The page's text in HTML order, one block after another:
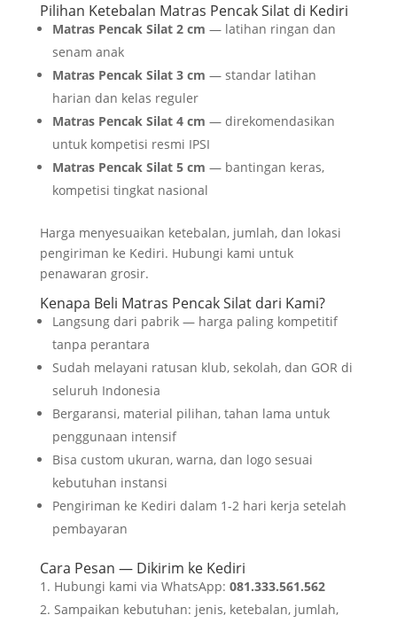
Pilihan Ketebalan Matras Pencak Silat di Kediri
Matras Pencak Silat 2 cm — latihan ringan dan
senam anak
Matras Pencak Silat 3 cm — standar latihan
harian dan kelas reguler
Matras Pencak Silat 4 cm — direkomendasikan
untuk kompetisi resmi IPSI
Matras Pencak Silat 5 cm — bantingan keras,
kompetisi tingkat nasional
Harga menyesuaikan ketebalan, jumlah, dan lokasi
pengiriman ke Kediri. Hubungi kami untuk
penawaran grosir.
Kenapa Beli Matras Pencak Silat dari Kami?
Langsung dari pabrik — harga paling kompetitif
tanpa perantara
Sudah melayani ratusan klub, sekolah, dan GOR di
seluruh Indonesia
Bergaransi, material pilihan, tahan lama untuk
penggunaan intensif
Bisa custom ukuran, warna, dan logo sesuai
kebutuhan instansi
Pengiriman ke Kediri dalam 1-2 hari kerja setelah
pembayaran
Cara Pesan — Dikirim ke Kediri
Hubungi kami via WhatsApp: 081.333.561.562
Sampaikan kebutuhan: jenis, ketebalan, jumlah,